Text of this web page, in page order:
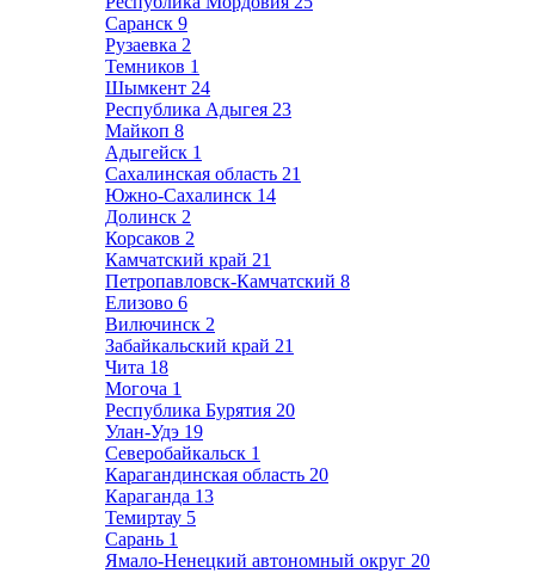
Саранск 9
Рузаевка 2
Темников 1
Шымкент 24
Республика Адыгея 23
Майкоп 8
Адыгейск 1
Сахалинская область 21
Южно-Сахалинск 14
Долинск 2
Корсаков 2
Камчатский край 21
Петропавловск-Камчатский 8
Елизово 6
Вилючинск 2
Забайкальский край 21
Чита 18
Могоча 1
Республика Бурятия 20
Улан-Удэ 19
Северобайкальск 1
Карагандинская область 20
Караганда 13
Темиртау 5
Сарань 1
Ямало-Ненецкий автономный округ 20